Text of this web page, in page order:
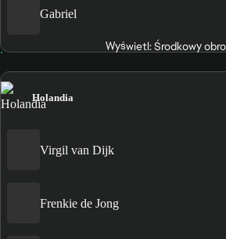
Gabriel
Wyświetl: Środkowy
Holandia
Virgil van Dijk
Frenkie de Jong